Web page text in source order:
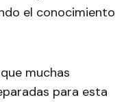
el conocimiento
muchas
para esta